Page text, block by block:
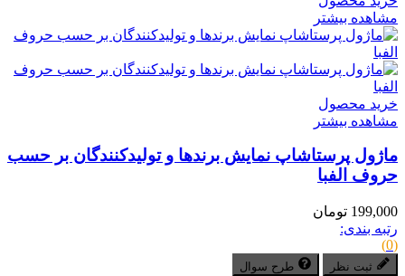
مشاهده بیشتر
خرید محصول
مشاهده بیشتر
ماژول پرستاشاپ نمایش برندها و تولیدکنندگان بر حسب
حروف الفبا
199,000 تومان
رتبه بندی:
(0)
ثبت نظر طرح سوال